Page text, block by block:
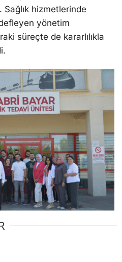
hizmetlerinde
yönetim
süreçte de kararlılıkla